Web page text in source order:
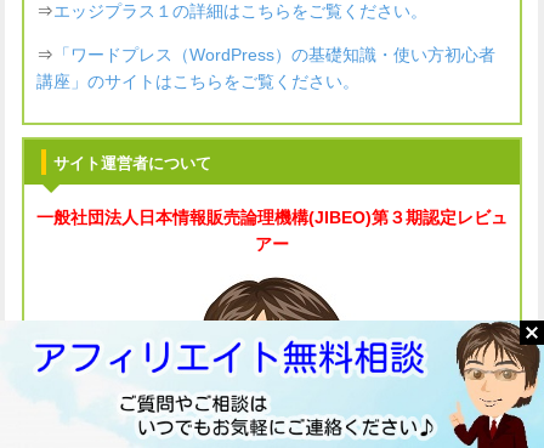
⇒エッジプラス１の詳細はこちらをご覧ください。
⇒ 「ワードプレス（WordPress）の基礎知識・使い方初心者
講座」のサイトはこちらをご覧ください。
サイト運営者について
一般社団法人 日本情報販売論理機構(JIBEO)第３期認定レビュ
アー